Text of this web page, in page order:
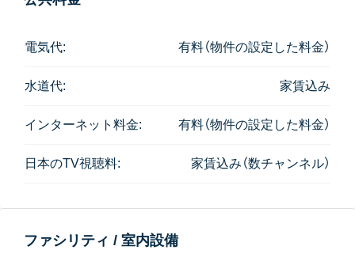
シャトルサービスは、プロンポン駅、フジスーパー、ス
徒歩すぐのところにセブンイレブンもあります。
【備考】
(5ch視聴可)が込みとなっていますが、これは契約初年
・ペットは10kgまでとなります。
電気代: 有料（物件の設定した料金）
水道代: 家賃込み
インターネット料金: 有料（物件の設定した料金）
日本のTV視聴料: 家賃込み（数チャンネル）
ファシリティ / 室内設備